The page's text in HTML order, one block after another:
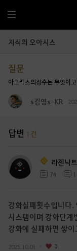
전
체
메
지식의 오아시스
질문
아그리스의정수는 무엇이
s김영s-KR
답변 1 건
라젠닉트
74
강화실패횟수입니다.
시스템이며 강화단계
강화에 실패하면 쌓
2025.10.01 0